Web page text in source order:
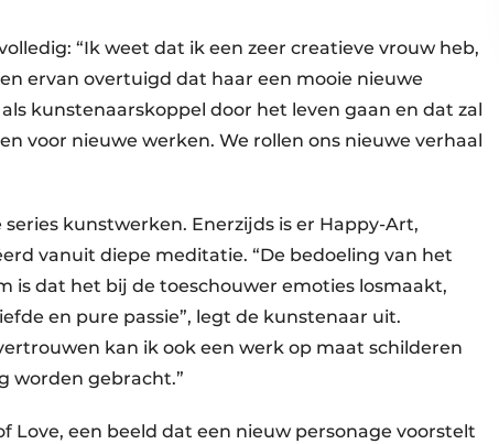
“Ik weet dat ik een zeer creatieve vrouw heb,
ervan overtuigd dat haar een mooie nieuwe
kunstenaarskoppel door het leven gaan en dat zal
voor nieuwe werken. We rollen ons nieuwe verhaal
kunstwerken. Enerzijds is er Happy-Art,
vanuit diepe meditatie. “De bedoeling van het
is dat het bij de toeschouwer emoties losmaakt,
en pure passie”, legt de kunstenaar uit.
kan ik ook een werk op maat schilderen
worden gebracht.”
Love, een beeld dat een nieuw personage voorstelt